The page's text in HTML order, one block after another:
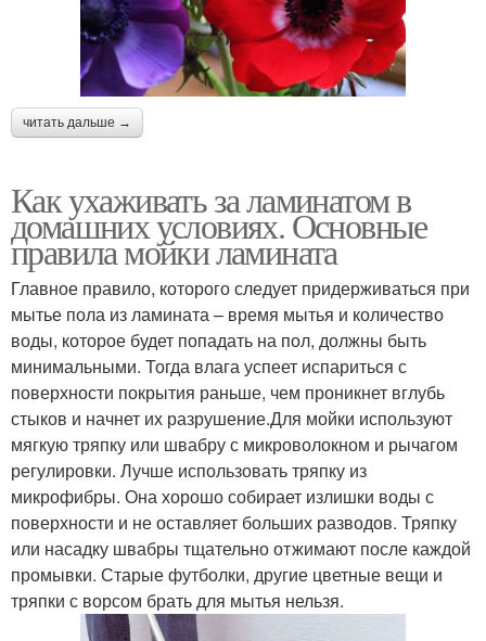
читать дальше →
Как ухаживать за ламинатом в
домашних условиях. Основные
правила мойки ламината
Главное правило, которого следует придерживаться при
мытье пола из ламината – время мытья и количество
воды, которое будет попадать на пол, должны быть
минимальными. Тогда влага успеет испариться с
поверхности покрытия раньше, чем проникнет вглубь
стыков и начнет их разрушение.Для мойки используют
мягкую тряпку или швабру с микроволокном и рычагом
регулировки. Лучше использовать тряпку из
микрофибры. Она хорошо собирает излишки воды с
поверхности и не оставляет больших разводов. Тряпку
или насадку швабры тщательно отжимают после каждой
промывки. Старые футболки, другие цветные вещи и
тряпки с ворсом брать для мытья нельзя.